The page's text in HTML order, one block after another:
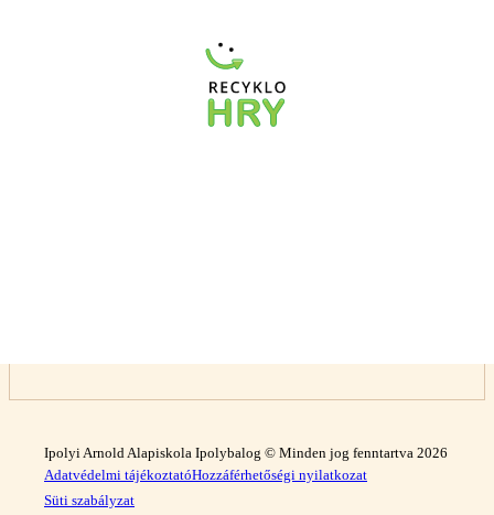
Ipolyi Arnold Alapiskola Ipolybalog © Minden jog fenntartva 2026
Adatvédelmi tájékoztatóHozzáférhetőségi nyilatkozat
Süti szabályzat